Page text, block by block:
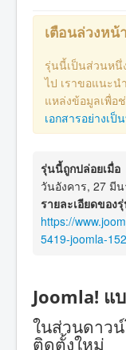
เตือนล่วงหน้
รุ่นนี้เป็นส่วนหนึ่
ไป เราขอแนะน
แหล่งข้อมูลเพื่อ
เอกสารอย่างเป็
รุ่นนี้ถูกปล่อยเมื่อ
วันอังคาร, 27 มี
รายละเอียดของ
https://
5419-joomla-
Joomla! แ
ในส่วนดาว
ติดตั้งใหม่